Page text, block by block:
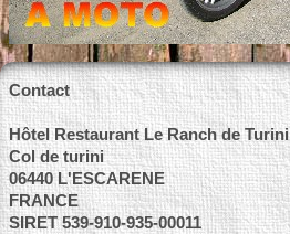
Contact
Hôtel Restaurant Le Ranch de Turini
Col de turini
06440 L'ESCARENE
FRANCE
SIRET 539-910-935-00011